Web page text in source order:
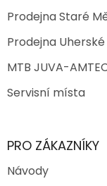
Prodejna Staré
Prodejna
MTB JUVA-
Servisní místa
PRO ZÁKAZNÍKY
Návody